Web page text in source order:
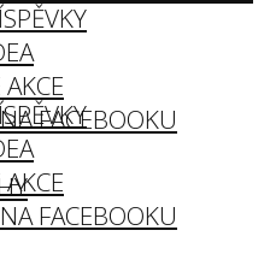
FACEBOOKU
FACEBOOKU